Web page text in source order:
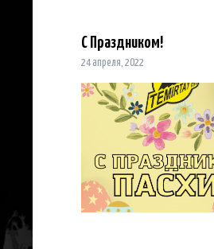
С Праздником!
24 апреля, 2022